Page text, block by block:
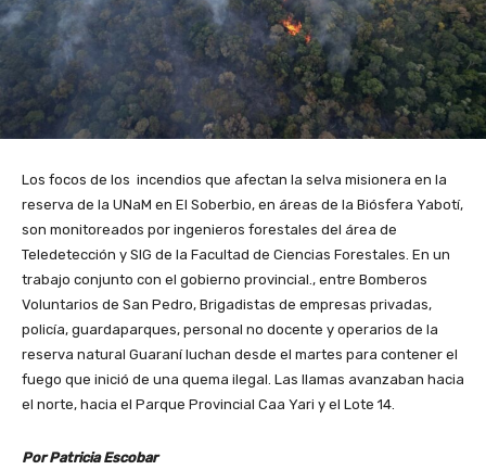
Los focos de los incendios que afectan la selva misionera en la
reserva de la UNaM en El Soberbio, en áreas de la Biósfera Yabotí,
son monitoreados por ingenieros forestales del área de
Teledetección y SIG de la Facultad de Ciencias Forestales. En un
trabajo conjunto con el gobierno provincial., entre Bomberos
Voluntarios de San Pedro, Brigadistas de empresas privadas,
policía, guardaparques, personal no docente y operarios de la
reserva natural Guaraní luchan desde el martes para contener el
fuego que inició de una quema ilegal. Las llamas avanzaban hacia
el norte, hacia el Parque Provincial Caa Yari y el Lote 14.
Por Patricia Escobar